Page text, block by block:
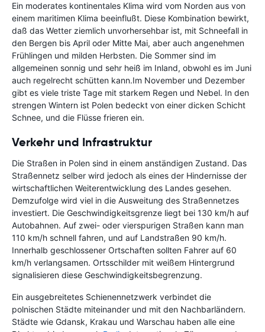
Ein moderates kontinentales Klima wird vom Norden aus von
einem maritimen Klima beeinflußt. Diese Kombination bewirkt,
daß das Wetter ziemlich unvorhersehbar ist, mit Schneefall in
den Bergen bis April oder Mitte Mai, aber auch angenehmen
Frühlingen und milden Herbsten. Die Sommer sind im
allgemeinen sonnig und sehr heiß im Inland, obwohl es im Juni
auch regelrecht schütten kann.Im November und Dezember
gibt es viele triste Tage mit starkem Regen und Nebel. In den
strengen Wintern ist Polen bedeckt von einer dicken Schicht
Schnee, und die Flüsse frieren ein.
Verkehr und Infrastruktur
Die Straßen in Polen sind in einem anständigen Zustand. Das
Straßennetz selber wird jedoch als eines der Hindernisse der
wirtschaftlichen Weiterentwicklung des Landes gesehen.
Demzufolge wird viel in die Ausweitung des Straßennetzes
investiert. Die Geschwindigkeitsgrenze liegt bei 130 km/h auf
Autobahnen. Auf zwei- oder vierspurigen Straßen kann man
110 km/h schnell fahren, und auf Landstraßen 90 km/h.
Innerhalb geschlossener Ortschaften sollten Fahrer auf 60
km/h verlangsamen. Ortsschilder mit weißem Hintergrund
signalisieren diese Geschwindigkeitsbegrenzung.
Ein ausgebreitetes Schienennetzwerk verbindet die
polnischen Städte miteinander und mit den Nachbarländern.
Städte wie Gdansk, Krakau und Warschau haben alle eine